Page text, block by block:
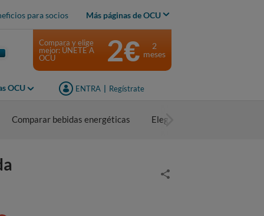
para socios Más páginas de OCU
OCU ENTRA Regístrate
Compara y elige
mejor: ÚNETE A
OCU
2€
2
meses
Comparar bebidas energéticas Elegir bebidas energéticas